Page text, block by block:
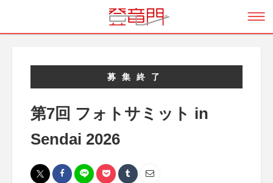
募集終了
第7回 フォトサミット in
Sendai 2026